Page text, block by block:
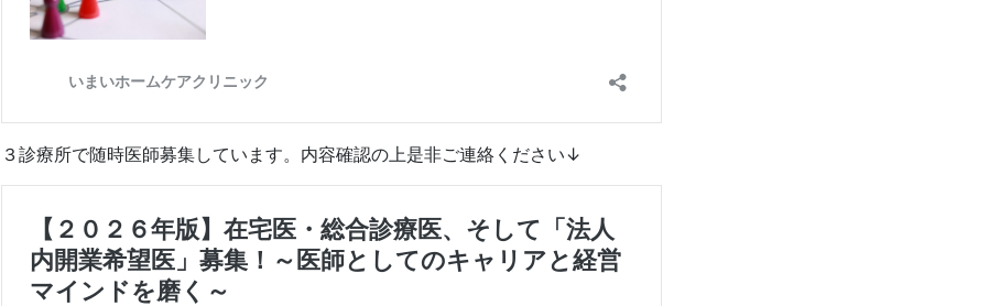
３診療所で随時医師募集しています。内容確認の上是非ご連絡ください↓